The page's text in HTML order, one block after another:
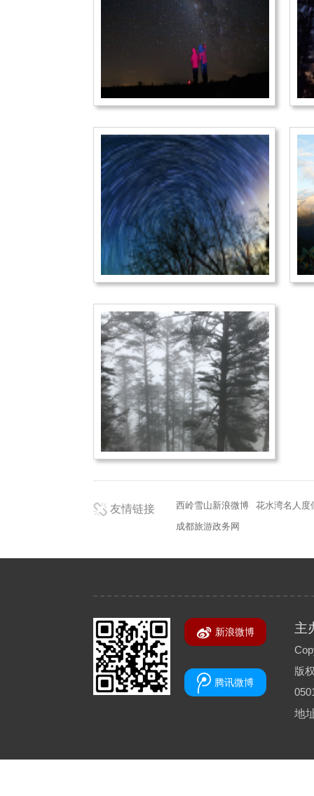
友情链接 西岭雪山新浪微博
花水湾名人度
成都旅游政务网
新浪微博
腾讯微博
主
版
地